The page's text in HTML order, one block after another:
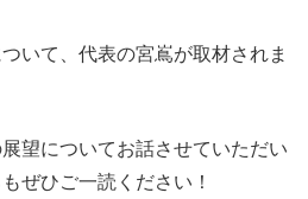
いて、代表の宮嶌が取材されま
望についてお話させていただい
ぜひご一読ください！